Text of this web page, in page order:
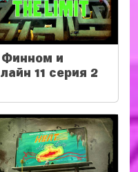
и
11 серия 2